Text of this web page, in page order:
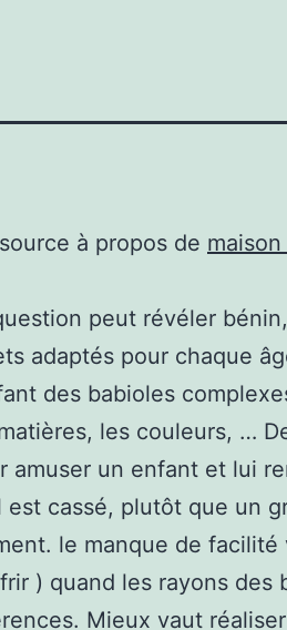
à propos de
peut révéler
adaptés pour chaque
des babioles
les couleurs, …
amuser un enfant et lui
est cassé, plutôt que un
le manque de
) quand les rayons des
Mieux vaut